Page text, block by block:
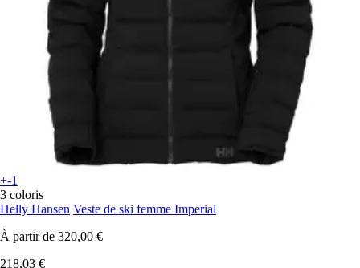
+-1
3 coloris
Helly Hansen Veste de ski femme Imperial
À partir de 320,00 €
218,03 €